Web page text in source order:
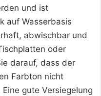
und ist
auf Wasserbasis
abwischbar und
oder
darauf, dass der
Farbton nicht
gute Versiegelung